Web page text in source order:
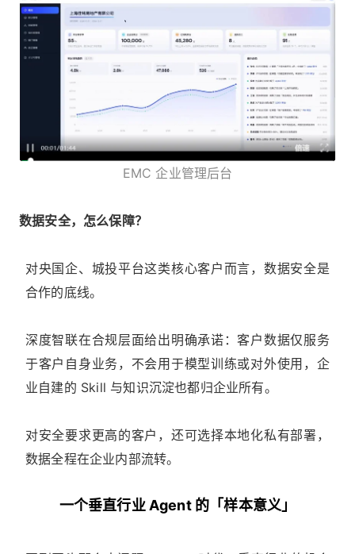
EMC 企业管理后台
数据安全，怎么保障？
对央国企、城投平台这类核心客户而言，数据安全是
合作的底线。
深度智联在合规层面给出明确承诺：客户数据仅服务
于客户自身业务，不会用于模型训练或对外使用，企
业自建的 Skill 与知识沉淀也都归企业所有。
对安全要求更高的客户，还可选择本地化私有部署，
数据全程在企业内部流转。
一个垂直行业 Agent 的「样本意义」